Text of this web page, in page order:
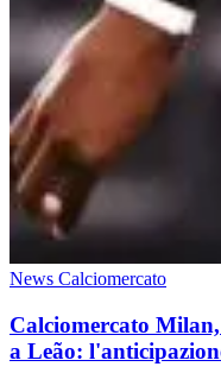
News Calciomercato
Calciomercato
a Leão: